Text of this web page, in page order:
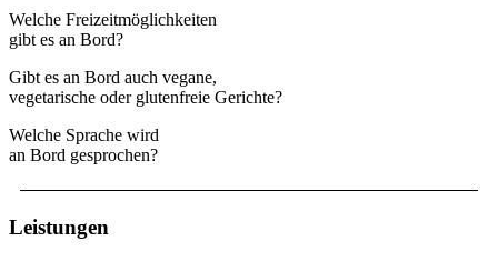
Welche Freizeitmöglichkeiten
gibt es an Bord?
Gibt es an Bord auch vegane,
vegetarische oder glutenfreie Gerichte?
Welche Sprache wird
an Bord gesprochen?
Leistungen